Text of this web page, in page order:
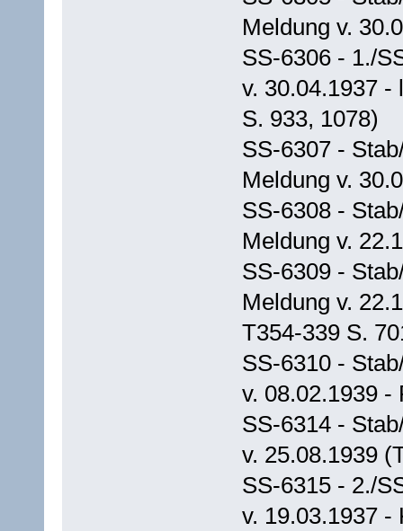
Meldung v.
SS-6306 - 1./
v. 30.04.1937 -
S. 933, 1078)
SS-6307 -
Meldung v.
SS-6308 -
Meldung v.
SS-6309 -
Meldung v.
T354-339 S.
SS-6310 -
v. 08.02.1939 -
SS-6314 -
v. 25.08.1939
SS-6315 - 2./
v. 19.03.1937 -